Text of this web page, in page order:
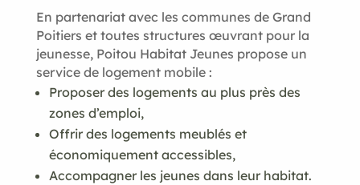
En partenariat avec les communes de Grand
Poitiers et toutes structures œuvrant pour la
jeunesse, Poitou Habitat Jeunes propose un
service de logement mobile :
Proposer des logements au plus près des
zones d’emploi,
Offrir des logements meublés et
économiquement accessibles,
Accompagner les jeunes dans leur habitat.